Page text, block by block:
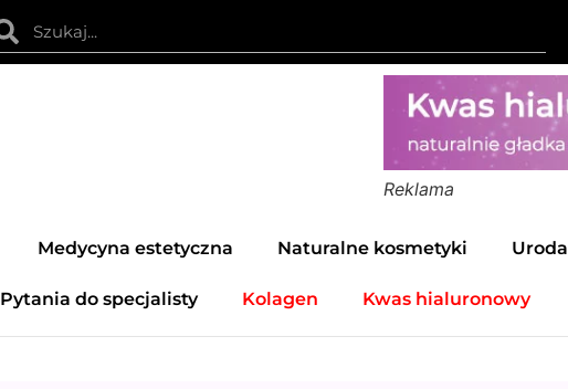
Reklama
Medycyna estetyczna Naturalne kosmetyki Uroda
Pytania do specjalisty Kolagen Kwas hialuronowy